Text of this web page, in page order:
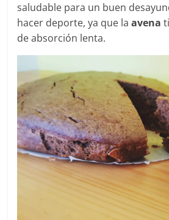
saludable para un buen
hacer deporte, ya que laavena
de absorción lenta.